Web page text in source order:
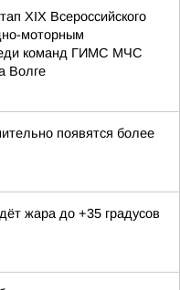
XIХ Всероссийского
моторным
команд ГИМС МЧС
Волге
появятся более
жара до +35 градусов